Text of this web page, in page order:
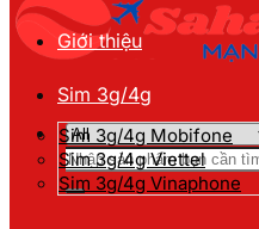
Tìm
kiếm:
Giới thiệu
Sim 3g/4g
Sim 3g/4g Mobifone
Sim 3g/4g Viettel
Sim 3g/4g Vinaphone